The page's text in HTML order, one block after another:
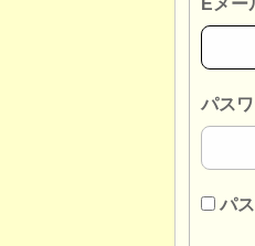
お問い合わ
ATS
Eメー
パス
パ